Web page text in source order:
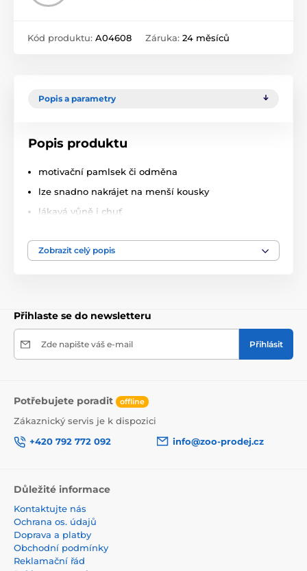
Kód produktu: A04608 Záruka: 24 měsíců
Popis a parametry
Popis produktu
motivační pamlsek či odměna
lze snadno nakrájet na menší kousky
lákavá vůně i chuť
minerály
hmotnost:500 g
Zobrazit celý popis
Přihlaste se do newsletteru
Zde napište váš e-mail Přihlásit
Potřebujete poradit offline
Zákaznický servis je k dispozici
+420 792 772 092
info@zoo-prodej.cz
Důležité informace
Kontaktujte nás
Ochrana os. údajů
Doprava a platby
Obchodní podmínky
Reklamační řád